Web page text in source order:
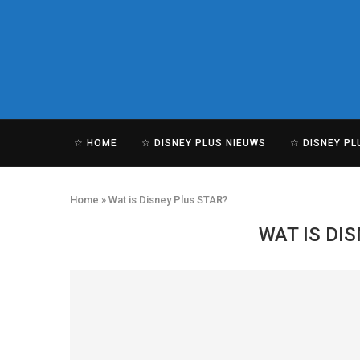
☆ HOME ☆ DISNEY PLUS NIEUWS ☆ DISNEY
Home » Wat is Disney Plus STAR?
WAT IS